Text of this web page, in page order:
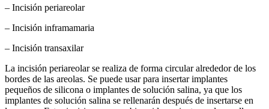
– Incisión periareolar
– Incisión inframamaria
– Incisión transaxilar
La incisión periareolar se realiza de forma circular alrededor de los
bordes de las areolas. Se puede usar para insertar implantes
pequeños de silicona o implantes de solución salina, ya que los
implantes de solución salina se rellenarán después de insertarse en